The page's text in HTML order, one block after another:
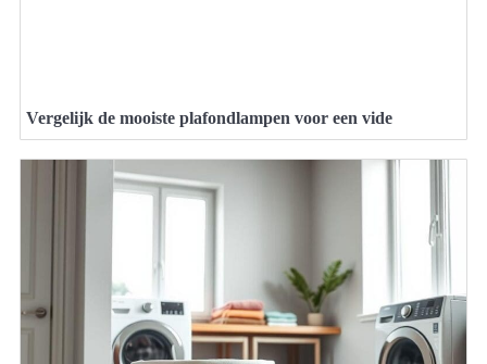
Vergelijk de mooiste plafondlampen voor een vide